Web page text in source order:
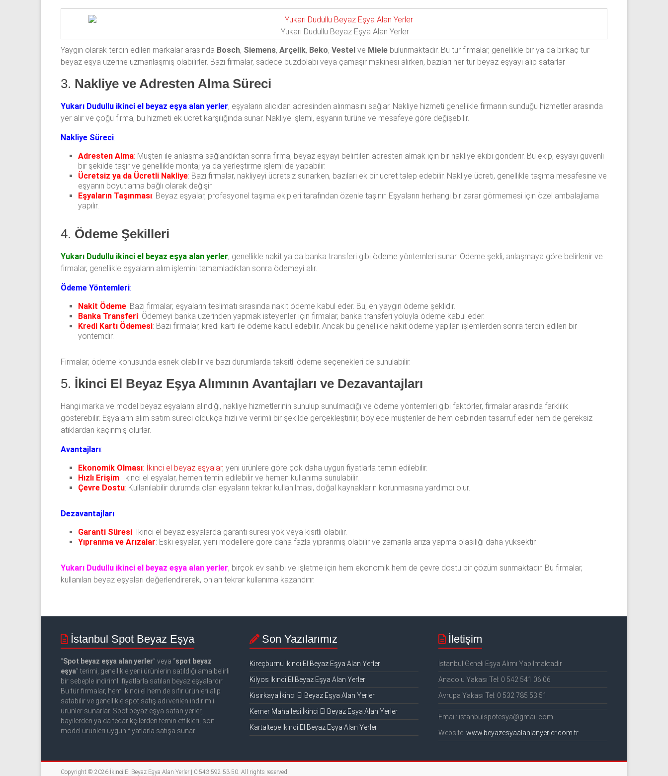
Yukarı Dudullu Beyaz Eşya Alan Yerler
Yaygın olarak tercih edilen markalar arasında Bosch, Siemens, Arçelik, Beko, Vestel ve Miele bulunmaktadır. Bu tür firmalar, genellikle bir ya da birkaç tür
beyaz eşya üzerine uzmanlaşmış olabilirler. Bazı firmalar, sadece buzdolabı veya çamaşır makinesi alırken, bazıları her tür beyaz eşyayı alıp satarlar
3. Nakliye ve Adresten Alma Süreci
Yukarı Dudullu ikinci el beyaz eşya alan yerler, eşyaların alıcıdan adresinden alınmasını sağlar. Nakliye hizmeti genellikle firmanın sunduğu hizmetler arasında
yer alır ve çoğu firma, bu hizmeti ek ücret karşılığında sunar. Nakliye işlemi, eşyanın türüne ve mesafeye göre değişebilir.
Nakliye Süreci:
Adresten Alma: Müşteri ile anlaşma sağlandıktan sonra firma, beyaz eşyayı belirtilen adresten almak için bir nakliye ekibi gönderir. Bu ekip, eşyayı güvenli
bir şekilde taşır ve genellikle montaj ya da yerleştirme işlemi de yapabilir.
Ücretsiz ya da Ücretli Nakliye: Bazı firmalar, nakliyeyi ücretsiz sunarken, bazıları ek bir ücret talep edebilir. Nakliye ücreti, genellikle taşıma mesafesine ve
eşyanın boyutlarına bağlı olarak değişir.
Eşyaların Taşınması: Beyaz eşyalar, profesyonel taşıma ekipleri tarafından özenle taşınır. Eşyaların herhangi bir zarar görmemesi için özel ambalajlama
yapılır.
4. Ödeme Şekilleri
Yukarı Dudullu ikinci el beyaz eşya alan yerler, genellikle nakit ya da banka transferi gibi ödeme yöntemleri sunar. Ödeme şekli, anlaşmaya göre belirlenir ve
firmalar, genellikle eşyaların alım işlemini tamamladıktan sonra ödemeyi alır.
Ödeme Yöntemleri:
Nakit Ödeme: Bazı firmalar, eşyaların teslimatı sırasında nakit ödeme kabul eder. Bu, en yaygın ödeme şeklidir.
Banka Transferi: Ödemeyi banka üzerinden yapmak isteyenler için firmalar, banka transferi yoluyla ödeme kabul eder.
Kredi Kartı Ödemesi: Bazı firmalar, kredi kartı ile ödeme kabul edebilir. Ancak bu genellikle nakit ödeme yapılan işlemlerden sonra tercih edilen bir
yöntemdir.
Firmalar, ödeme konusunda esnek olabilir ve bazı durumlarda taksitli ödeme seçenekleri de sunulabilir.
5. İkinci El Beyaz Eşya Alımının Avantajları ve Dezavantajları
Hangi marka ve model beyaz eşyaların alındığı, nakliye hizmetlerinin sunulup sunulmadığı ve ödeme yöntemleri gibi faktörler, firmalar arasında farklılık
gösterebilir. Eşyaların alım satım süreci oldukça hızlı ve verimli bir şekilde gerçekleştirilir, böylece müşteriler de hem cebinden tasarruf eder hem de gereksiz
atıklardan kaçınmış olurlar.
Avantajları:
Ekonomik Olması: İkinci el beyaz eşyalar, yeni ürünlere göre çok daha uygun fiyatlarla temin edilebilir.
Hızlı Erişim: İkinci el eşyalar, hemen temin edilebilir ve hemen kullanıma sunulabilir.
Çevre Dostu: Kullanılabilir durumda olan eşyaların tekrar kullanılması, doğal kaynakların korunmasına yardımcı olur.
Dezavantajları:
Garanti Süresi: İkinci el beyaz eşyalarda garanti süresi yok veya kısıtlı olabilir.
Yıpranma ve Arızalar: Eski eşyalar, yeni modellere göre daha fazla yıpranmış olabilir ve zamanla arıza yapma olasılığı daha yüksektir.
Yukarı Dudullu ikinci el beyaz eşya alan yerler, birçok ev sahibi ve işletme için hem ekonomik hem de çevre dostu bir çözüm sunmaktadır. Bu firmalar,
kullanılan beyaz eşyaları değerlendirerek, onları tekrar kullanıma kazandırır.
İstanbul Spot Beyaz Eşya
“Spot beyaz eşya alan yerler” veya “spot beyaz
eşya” terimi, genellikle yeni ürünlerin satıldığı ama belirli
bir sebeple indirimli fiyatlarla satılan beyaz eşyalardır.
Bu tür firmalar, hem ikinci el hem de sıfır ürünleri alıp
satabilir ve genellikle spot satış adı verilen indirimli
ürünler sunarlar. Spot beyaz eşya satan yerler,
bayilerden ya da tedarikçilerden temin ettikleri, son
model ürünleri uygun fiyatlarla satışa sunar
Son Yazılarımız
Kireçburnu İkinci El Beyaz Eşya Alan Yerler
Kilyos İkinci El Beyaz Eşya Alan Yerler
Kısırkaya İkinci El Beyaz Eşya Alan Yerler
Kemer Mahallesi İkinci El Beyaz Eşya Alan Yerler
Kartaltepe İkinci El Beyaz Eşya Alan Yerler
İletişim
İstanbul Geneli Eşya Alımı Yapılmaktadır
Anadolu Yakası Tel: 0 542 541 06 06
Avrupa Yakası Tel: 0 532 785 53 51
Email: istanbulspotesya@gmail.com
Website:www.beyazesyaalanlanyerler.com.tr
Copyright © 2026 İkinci El Beyaz Eşya Alan Yerler | 0 543 592 53 50. All rights reserved.